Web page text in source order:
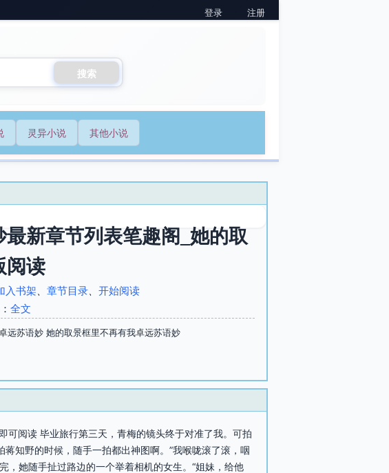
登录 注册
搜索
灵异小说 其他小说
新章节列表笔趣阁_她的取
阅读
入书架、 章节目录、 开始阅读
全文
远苏语妙 她的取景框里不再有我卓远苏语妙
可阅读 毕业旅行第三天，青梅的镜头终于对准了我。可拍
知野的时候，随手一拍都出神图啊。”我喉咙滚了滚，咽
，她随手扯过路边的一个举着相机的女生。“姐妹，给他